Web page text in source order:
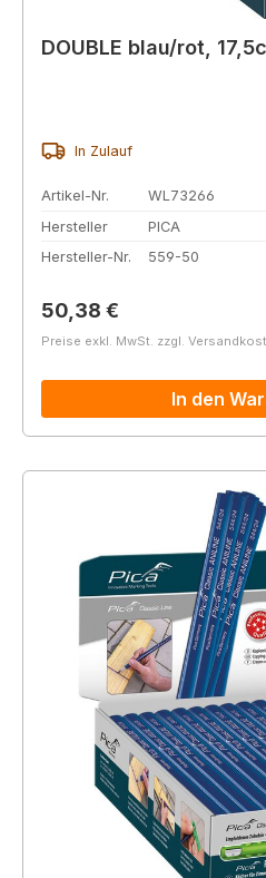
DOUBLE blau/rot,
In Zulauf
Artikel-Nr.
WL73266
Hersteller
PICA
Hersteller-Nr.
559-50
Regulärer Preis:
50,38 €
Preise exkl. MwSt. zzgl.
In den